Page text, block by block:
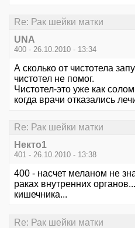
Re: Рак шейки матки
UNA
400 - 26.10.2010 - 13:34
А сколько от чистотела
чистотел не помог.
Чистотел-это уже как
когда врачи отказались
Re: Рак шейки матки
Некто1
401 - 26.10.2010 - 13:38
400 - насчет меланом не
раках внутренних
кишечника...
Re: Рак шейки матки